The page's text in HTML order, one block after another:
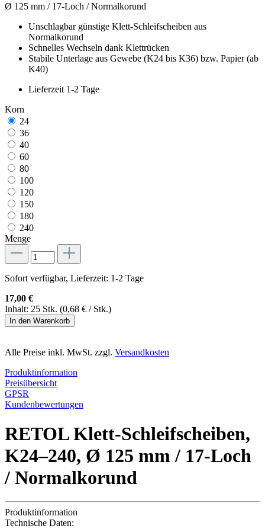
Ø 125 mm / 17-Loch / Normalkorund
Unschlagbar günstige Klett-Schleifscheiben aus
Normalkorund
Schnelles Wechseln dank Klettrücken
Stabile Unterlage aus Gewebe (K24 bis K36) bzw. Papier (ab
K40)
Lieferzeit 1-2 Tage
Korn
24
36
40
60
80
100
120
150
180
240
Menge
Sofort verfügbar, Lieferzeit: 1-2 Tage
17,00 €
Inhalt: 25 Stk. (0,68 € / Stk.)
In den Warenkorb
Alle Preise inkl. MwSt. zzgl. Versandkosten
Produktinformation
Preisübersicht
GPSR
Kundenbewertungen
RETOL Klett-Schleifscheiben,
K24–240, Ø 125 mm / 17-Loch
/ Normalkorund
Produktinformation
Technische Daten: